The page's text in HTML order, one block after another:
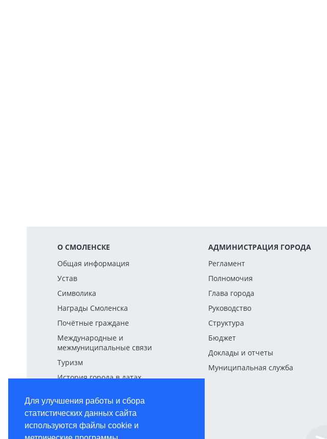
Для улучшения работы и сбора
статистических данных сайта
используются файлы cookie и
О СМОЛЕНСКЕ
Общая информация
Устав
Символика
Награды Смоленска
Почётные граждане
Международные и
межмуниципальные связи
Туризм
История города в датах
АДМИНИСТРАЦИЯ ГОРОДА
Регламент
Полномочия
Глава города
Руководство
Структура
Бюджет
Доклады и отчеты
Муниципальная служба